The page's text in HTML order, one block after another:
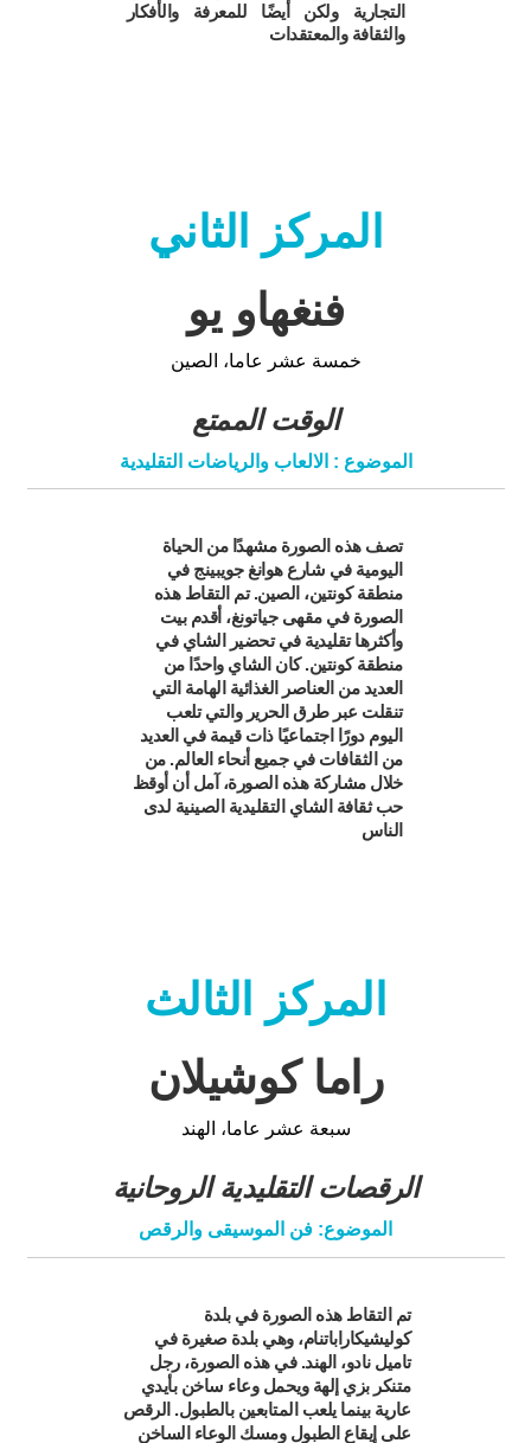
التجارية ولكن أيضًا للمعرفة والأفكار
والثقافة والمعتقدات
المركز الثاني
فنغهاو يو
خمسة عشر عاما، الصين
الوقت الممتع
الموضوع : الالعاب والرياضات التقليدية
تصف هذه الصورة مشهدًا من الحياة
اليومية في شارع هوانغ جويبينج في
منطقة كونتين، الصين. تم التقاط هذه
الصورة في مقهى جياتونغ، أقدم بيت
وأكثرها تقليدية في تحضير الشاي في
منطقة كونتين. كان الشاي واحدًا من
العديد من العناصر الغذائية الهامة التي
تنقلت عبر طرق الحرير والتي تلعب
اليوم دورًا اجتماعيًا ذات قيمة في العديد
من الثقافات في جميع أنحاء العالم. من
خلال مشاركة هذه الصورة، آمل أن أوقظ
حب ثقافة الشاي التقليدية الصينية لدى
الناس
المركز الثالث
راما كوشيلان
سبعة عشر عاما، الهند
الرقصات التقليدية الروحانية
الموضوع: فن الموسيقى والرقص
تم التقاط هذه الصورة في بلدة
كوليشيكاراباتنام، وهي بلدة صغيرة في
تاميل نادو، الهند. في هذه الصورة، رجل
متنكر بزي إلهة ويحمل وعاء ساخن بأيدي
عارية بينما يلعب المتابعين بالطبول. الرقص
على إيقاع الطبول ومسك الوعاء الساخن